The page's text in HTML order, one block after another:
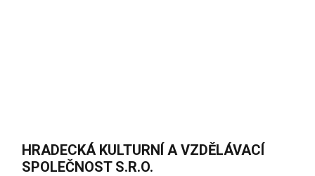
HRADECKÁ KULTURNÍ A VZDĚLÁVACÍ
SPOLEČNOST S.R.O.